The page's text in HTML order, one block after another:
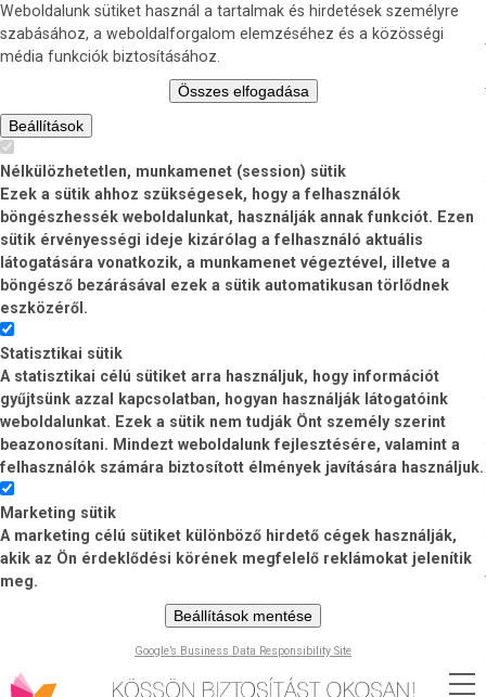
Weboldalunk sütiket használ a tartalmak és hirdetések személyre
szabásához, a weboldalforgalom elemzéséhez és a közösségi
média funkciók biztosításához.
Összes elfogadása
Beállítások
Nélkülözhetetlen, munkamenet (session) sütik
Ezek a sütik ahhoz szükségesek, hogy a felhasználók
böngészhessék weboldalunkat, használják annak funkciót. Ezen
sütik érvényességi ideje kizárólag a felhasználó aktuális
látogatására vonatkozik, a munkamenet végeztével, illetve a
böngésző bezárásával ezek a sütik automatikusan törlődnek
eszközéről.
Statisztikai sütik
A statisztikai célú sütiket arra használjuk, hogy információt
gyűjtsünk azzal kapcsolatban, hogyan használják látogatóink
weboldalunkat. Ezek a sütik nem tudják Önt személy szerint
beazonosítani. Mindezt weboldalunk fejlesztésére, valamint a
felhasználók számára biztosított élmények javítására használjuk.
Marketing sütik
A marketing célú sütiket különböző hirdető cégek használják,
akik az Ön érdeklődési körének megfelelő reklámokat jelenítik
meg.
Beállítások mentése
Google’s Business Data Responsibility Site
Ugrás